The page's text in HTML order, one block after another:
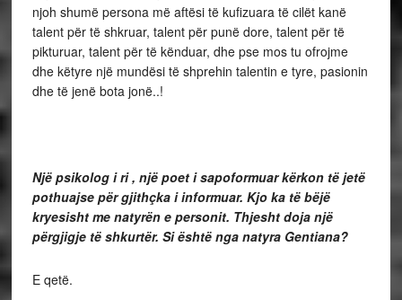
njoh shumë persona më aftësi të kufizuara të cilët kanë
talent për të shkruar, talent për punë dore, talent për të
pikturuar, talent për të kënduar, dhe pse mos tu ofrojme
dhe këtyre një mundësi të shprehin talentin e tyre, pasionin
dhe të jenë bota jonë..!
Një psikolog i ri , një poet i sapoformuar kërkon të jetë
pothuajse për gjithçka i informuar. Kjo ka të bëjë
kryesisht me natyrën e personit. Thjesht doja një
përgjigje të shkurtër. Si është nga natyra Gentiana?
E qetë.